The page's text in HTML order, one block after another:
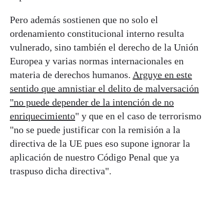
Pero además sostienen que no solo el
ordenamiento constitucional interno resulta
vulnerado, sino también el derecho de la Unión
Europea y varias normas internacionales en
materia de derechos humanos. Arguye en este
sentido que amnistiar el delito de malversación
"no puede depender de la intención de no
enriquecimiento" y que en el caso de terrorismo
"no se puede justificar con la remisión a la
directiva de la UE pues eso supone ignorar la
aplicación de nuestro Código Penal que ya
traspuso dicha directiva".